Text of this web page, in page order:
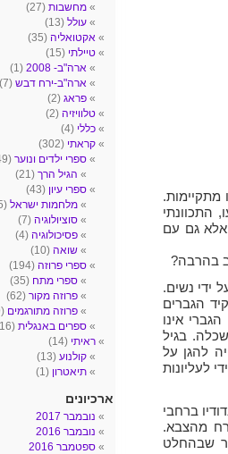
התכוונתי
גם עם
בהרבה?
ידי נשים.
הגברים
אינו
בגיל
להגן על
לעליונות
ברחבי
מהצבא.
שבהחלט
מחשבות (27)
עולל (13)
אקטואליה (35)
טיילתי (15)
ארה"ב- 2008
(1)
ארה"ב-ירח דבש (7)
פראג (2)
טלוויזיה (2)
כללי (4)
קראתי (302)
ספרי ילדים ונוער (49)
הגיל הרך (21)
ספרי עיון (43)
מלחמות ישראל (5)
סוציולוגיה (7)
פסיכולוגיה (4)
שואה (10)
ספרי פרוזה (194)
ספרי מתח (35)
פרוזה מקור (62)
פרוזה מתורגמים (99)
ספרים באנגלית (16)
ראיתי (14)
קולנוע (13)
תיאטרון (1)
ארכיונים
נובמבר 2017
נובמבר 2016
ספטמבר 2016